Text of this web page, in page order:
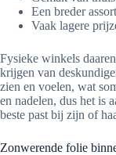
Een breder
Vaak lagere
Fysieke winkels
krijgen van
zien en voelen, wat
en nadelen, dus het is
beste past bij zijn of
Zonwerende folie